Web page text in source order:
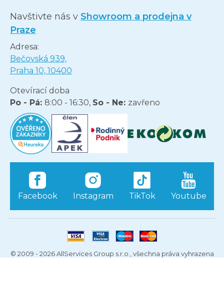
Navštivte nás v Showroom a prodejna v
Praze
Adresa:
Bečovská 939,
Praha 10, 10400
Otevírací doba
Po - Pá: 8:00 - 16:30, So - Ne: zavřeno
Facebook Instagram TikTok Youtube
© 2009 - 2026 AllServices Group s.r.o., všechna práva vyhrazena